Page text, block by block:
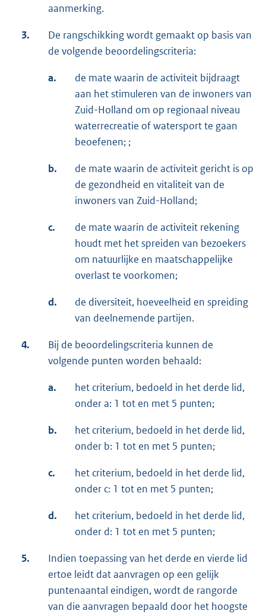
aanmerking.
3.
De rangschikking wordt gemaakt op basis van
de volgende beoordelingscriteria:
a.
de mate waarin de activiteit bijdraagt
aan het stimuleren van de inwoners van
Zuid-Holland om op regionaal niveau
waterrecreatie of watersport te gaan
beoefenen; ;
b.
de mate waarin de activiteit gericht is op
de gezondheid en vitaliteit van de
inwoners van Zuid-Holland;
c.
de mate waarin de activiteit rekening
houdt met het spreiden van bezoekers
om natuurlijke en maatschappelijke
overlast te voorkomen;
d.
de diversiteit, hoeveelheid en spreiding
van deelnemende partijen.
4.
Bij de beoordelingscriteria kunnen de
volgende punten worden behaald:
a.
het criterium, bedoeld in het derde lid,
onder a: 1 tot en met 5 punten;
b.
het criterium, bedoeld in het derde lid,
onder b: 1 tot en met 5 punten;
c.
het criterium, bedoeld in het derde lid,
onder c: 1 tot en met 5 punten;
d.
het criterium, bedoeld in het derde lid,
onder d: 1 tot en met 5 punten;
5.
Indien toepassing van het derde en vierde lid
ertoe leidt dat aanvragen op een gelijk
puntenaantal eindigen, wordt de rangorde
van die aanvragen bepaald door het hoogste